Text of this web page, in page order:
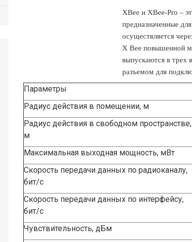
XBee и XBee-Pro –
предназначенные
осуществляется
X Bee повышенной
выпускаются в трех
разъемом для
Параметры
Радиус действия в помещении, м
Радиус действия в свободном пространстве,
м
Максимальная выходная мощность, мВт
Скорость передачи данных по радиоканалу,
бит/с
Скорость передачи данных по интерфейсу,
бит/с
Чувствительность, дБм